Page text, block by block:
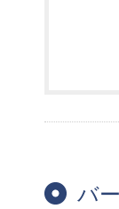
バ